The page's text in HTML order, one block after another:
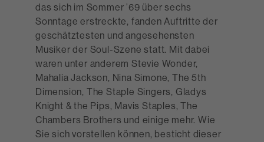
das sich im Sommer ’69 über sechs
Sonntage erstreckte, fanden Auftritte der
geschätztesten und angesehensten
Musiker der Soul-Szene statt. Mit dabei
waren unter anderem Stevie Wonder,
Mahalia Jackson, Nina Simone, The 5th
Dimension, The Staple Singers, Gladys
Knight & the Pips, Mavis Staples, The
Chambers Brothers und einige mehr. Wie
Sie sich vorstellen können, besticht dieser